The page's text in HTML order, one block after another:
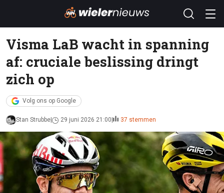
Visma LaB wacht in spanning
af: cruciale beslissing dringt
zich op
Volg ons op Google
Stan Strubbe 29 juni 2026 21:00 37 stemmen